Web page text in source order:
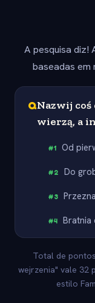
A pesquisa diz!
baseadas em
QNazwij
wierzą, a
#1 Od
#2 Do
#3
#4 Bratnia
Total de
wejrzenia" vale 32
estilo